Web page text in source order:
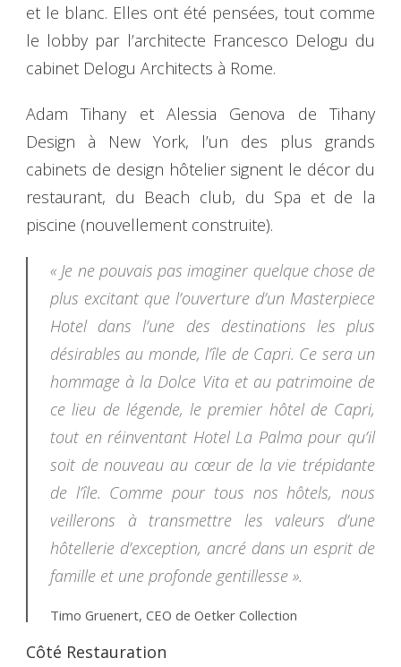
et le blanc. Elles ont été pensées, tout comme
le lobby par l’architecte Francesco Delogu du
cabinet Delogu Architects à Rome.
Adam Tihany et Alessia Genova de Tihany
Design à New York, l’un des plus grands
cabinets de design hôtelier signent le décor du
restaurant, du Beach club, du Spa et de la
piscine (nouvellement construite).
« Je ne pouvais pas imaginer quelque chose de
plus excitant que l’ouverture d’un Masterpiece
Hotel dans l’une des destinations les plus
désirables au monde, l’île de Capri. Ce sera un
hommage à la Dolce Vita et au patrimoine de
ce lieu de légende, le premier hôtel de Capri,
tout en réinventant Hotel La Palma pour qu’il
soit de nouveau au cœur de la vie trépidante
de l’île. Comme pour tous nos hôtels, nous
veillerons à transmettre les valeurs d’une
hôtellerie d’exception, ancré dans un esprit de
famille et une profonde gentillesse ».
Timo Gruenert, CEO de Oetker Collection
Côté Restauration